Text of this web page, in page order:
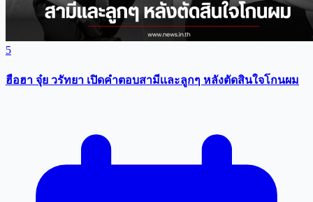
5
ฮือฮา จุ๋ย วรัทยา เปิดคำตอบสามีเเละลูกๆ หลังตัดสินใจโกนผม